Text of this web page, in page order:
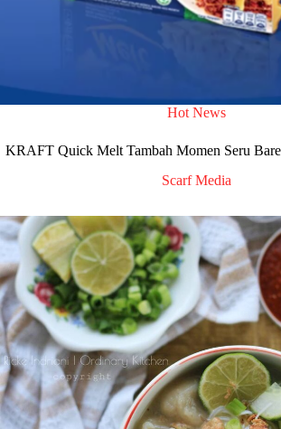
Hot News
KRAFT Quick Melt Tambah Momen Seru
Scarf Media